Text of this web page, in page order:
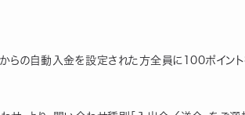
らの自動入金を設定された方全員に100ポイント